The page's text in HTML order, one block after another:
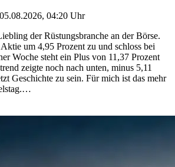
05.08.2026, 04:20 Uhr
der Rüstungsbranche an der Börse.
um 4,95 Prozent zu und schloss bei
Woche steht ein Plus von 11,37 Prozent
zeigte noch nach unten, minus 5,11
Geschichte zu sein. Für mich ist das mehr